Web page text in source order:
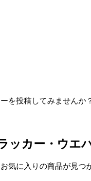
を投稿してみませんか
ッカー・ウエ
気に入りの商品が見つ